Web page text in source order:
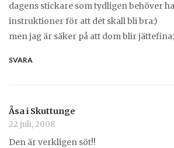
dagens stickare som tydligen behöver
instruktioner för att det skall bli bra:)
men jag är säker på att dom blir
SVARA
Åsa i Skuttunge
22 juli, 2008
Den är verkligen söt!!